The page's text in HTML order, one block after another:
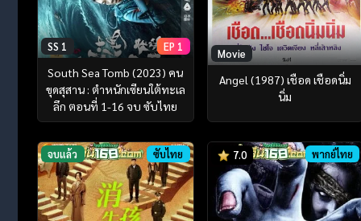
SS 1 EP 1
South Sea Tomb (2023) คน
ขุดสุสาน : ตำหนักเซียนใต้ทะเล
ลึก ตอนที่ 1-16 จบ ซับไทย
Movie
Angel (1987) เชือด เชือดนิ่ม
นิ่ม
จบแล้ว ซับไทย 7.0 พากย์ไทย